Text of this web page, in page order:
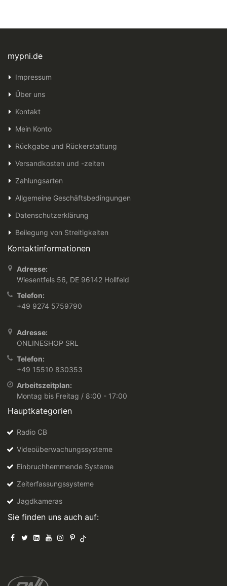
mypni.de
Impressum
Über uns
Kontakt
Mein Konto
Rückgabe und Rückerstattung
Versandkosten und -zeiten
Zahlungsarten
Allgemeine Geschäftsbedingungen
Datenschutzerklärung
Beilegung von Streitigkeiten
Kontaktinformationen
Adresse:
Wiesentfels 56, DE 96142 Hollfeld
Telefon:
+49 9274 5759790
Adresse:
ONLINESHOP SRL
Telefon:
+49 15510 830353
Arbeitszeitplan:
Montag bis Freitag / 8:00 - 17:00
Hauptkategorien
Radio CB
Videoüberwachungssysteme
Einbruchhemmende Systeme
Zeiterfassungssysteme
Jagdkameras
Sie finden uns auch auf: